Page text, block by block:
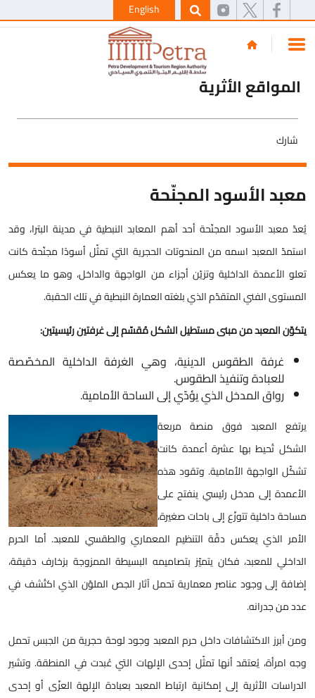
English
المواقع الأثرية
شارك
معبد الأسود المجنّحة
يُعدّ معبد الأسود المجنّحة أحد أهم المعابد النبطية في مدينة البترا، وقد
استمدّ المعبد اسمه من المنحوتات الحجرية التي تمثّل أسودًا مجنّحة كانت
تعلو الأعمدة الداخلية وتزيّن أجزاء من الواجهة والداخل، وهو ما يعكس
المستوى الفني المتقدّم الذي بلغته العمارة النبطية في تلك الحقبة.
يتكوّن المعبد من مبنى مستطيل الشكل مُقسّم إلى غرفتين رئيسيتين:
غرفة الطقوس الدينية، وهي الغرفة الداخلية المخصّصة
للعبادة وتنفيذ الطقوس.
رواق المدخل الذي يؤدّي إلى الساحة الأمامية.
يرتفع المعبد فوق منصة مربعة
الشكل تُحيط بها عشرة أعمدة كانت
تشكّل الواجهة الأمامية. وتقود هذه
الأعمدة إلى مدخل رئيسي ينفتح على
مساحة داخلية تتوزّع إلى باحات صغيرة،
الأمر الذي يعكس دقّة التنظيم المعماري والطقسي للمعبد. أما الحرم
الداخلي للمعبد، فكان يتميّز بتصاميمه البسيطة الممزوجة بزخارف دقيقة،
إضافة إلى وجود عناصر معمارية تحمل آثار الجص الملوّن الذي اكتُشف في
عدد من جدرانه.
ومن أبرز الاكتشافات داخل حرم المعبد وجود لوحة حجرية من الجبس تحمل
وجه امرأة، يُعتقد أنها تمثّل إحدى الإلهات التي عُبدت في المنطقة. وتشير
الدراسات الأثرية إلى إمكانية ارتباط المعبد بعبادة الإلهة العزّى أو إحدى